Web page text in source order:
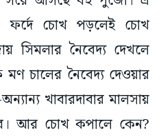
ফর্দে চোখ পড়লেই চোখ
সিমলার নৈবেদ্য দেখলে
মণ চালের নৈবেদ্য দেওয়ার
খাবারদাবার মালসায়
আর চোখ কপালে কেন?